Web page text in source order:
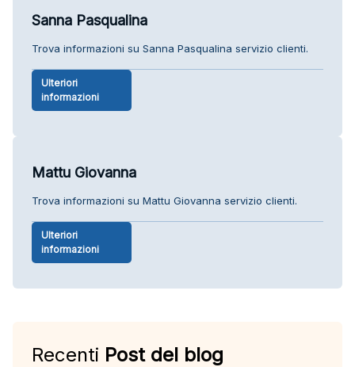
Sanna Pasqualina
Trova informazioni su Sanna Pasqualina servizio clienti.
Ulteriori
informazioni
Mattu Giovanna
Trova informazioni su Mattu Giovanna servizio clienti.
Ulteriori
informazioni
Recenti Post del blog